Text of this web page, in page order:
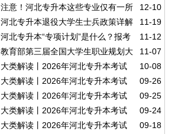
大吗？
12-10
注意！河北专升本这些专业仅有一所
学校招生！
11-19
河北专升本退役大学生士兵政策详解
11-12
河北专升本“专项计划”是什么？报考
关键信息汇总
11-07
教育部第三届全国大学生职业规划大
赛｜本科上岸机会来了！
10-08
大类解读丨2026年河北专升本考试
【医学4】专业门类介绍
09-26
大类解读丨2026年河北专升本考试
【文学6】专业门类介绍
09-25
大类解读丨2026年河北专升本考试
【医学3】专业门类介绍
09-24
大类解读丨2026年河北专升本考试
【法学2】专业门类介绍
09-18
大类解读丨2026年河北专升本考试